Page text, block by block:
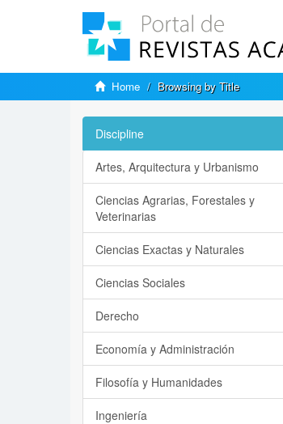
Home Browsing by Title
Discipline
Artes, Arquitectura y Urbanismo
Ciencias Agrarias, Forestales y
Veterinarias
Ciencias Exactas y Naturales
Ciencias Sociales
Derecho
Economía y Administración
Filosofía y Humanidades
Ingeniería